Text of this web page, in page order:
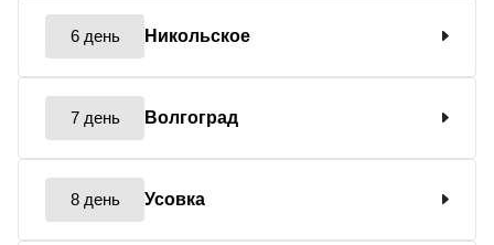
6 день Никольское
7 день Волгоград
8 день Усовка